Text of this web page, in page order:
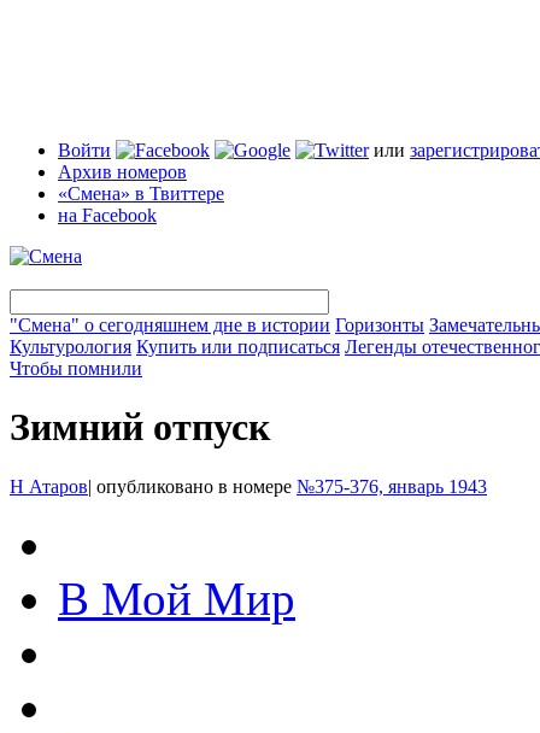
Войти или
Архив номеров
«Смена» в Твиттере
на Facebook
"Смена" о сегодняшнем дне в истории Горизонты
Культурология Купить или подписаться Легенды
Чтобы помнили
Зимний отпуск
Н Атаров| опубликовано в номере №375-376, январь 1943
В Мой Мир